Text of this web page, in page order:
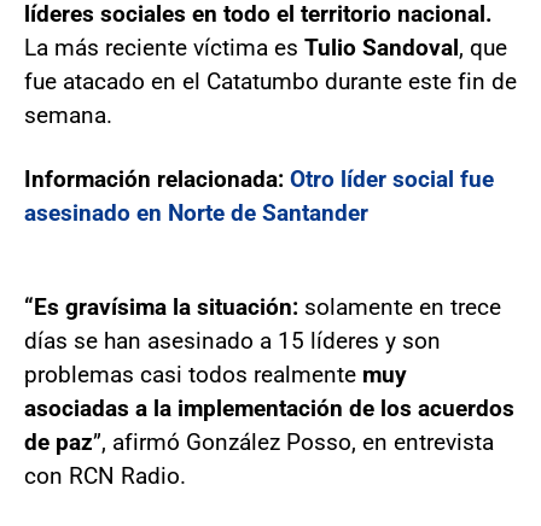
líderes sociales en todo el territorio nacional.
La más reciente víctima es Tulio Sandoval, que
fue atacado en el Catatumbo durante este fin de
semana.
Información relacionada: Otro líder social fue
asesinado en Norte de Santander
“Es gravísima la situación: solamente en trece
días se han asesinado a 15 líderes y son
problemas casi todos realmente muy
asociadas a la implementación de los acuerdos
de paz”, afirmó González Posso, en entrevista
con RCN Radio.